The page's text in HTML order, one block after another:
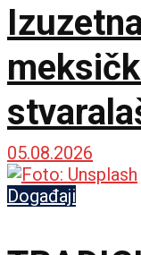
05.08.2026
Događaji